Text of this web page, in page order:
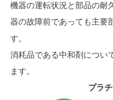
機器の運転状況と部品の耐
器の故障前であっても主要
す。
消耗品である中和剤につい
ます。
プラ